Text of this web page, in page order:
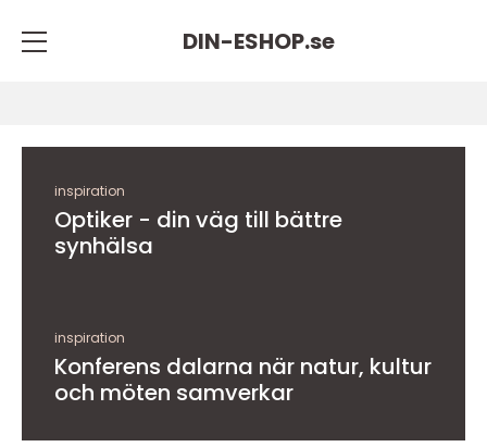
DIN-ESHOP.se
inspiration
Optiker - din väg till bättre
synhälsa
inspiration
Konferens dalarna när natur, kultur
och möten samverkar